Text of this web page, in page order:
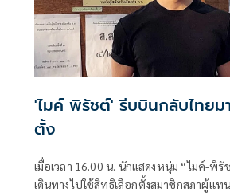
'ไมค์ พิรัชต์' รีบบินกลับไทยม
ตั้ง
เมื่อเวลา 16.00 น. นักแสดงหนุ่ม “ไมค์-พิ
เดินทางไปใช้สิทธิเลือกตั้งสมาชิกสภาผู้แท